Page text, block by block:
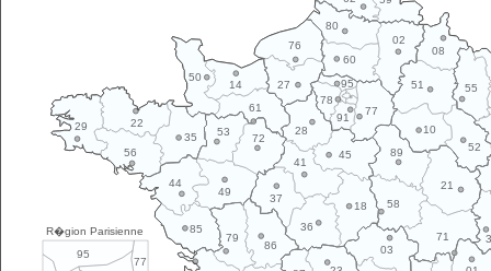
R�gion Parisienne
77
95
10
14
18
21
22
27
28
29
35
36
37
41
44
45
49
50
51
52
53
55
56
58
60
61
02
03
08
71
72
76
77
78
79
80
85
86
89
91
95